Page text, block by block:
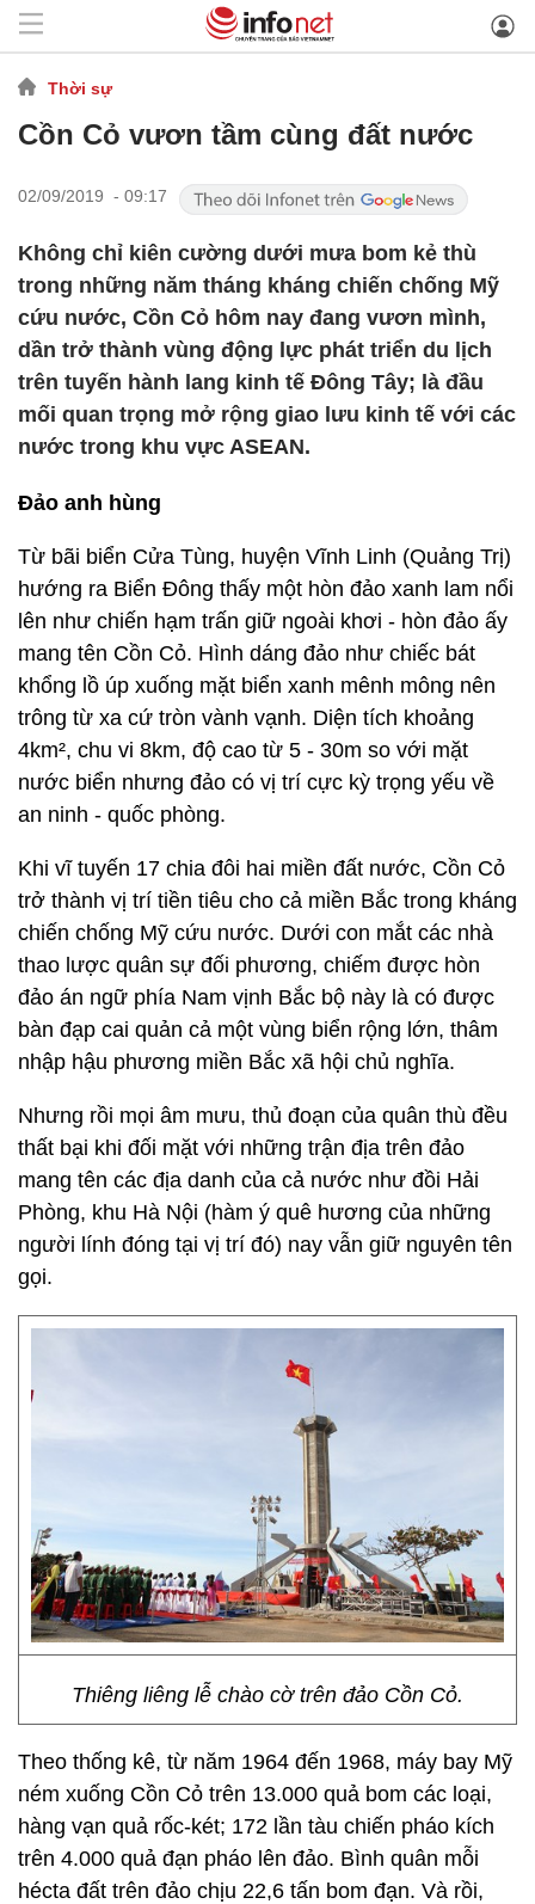
Thời sự
Cồn Cỏ vươn tầm cùng đất nước
02/09/2019 - 09:17
Không chỉ kiên cường dưới mưa bom kẻ thù
trong những năm tháng kháng chiến chống Mỹ
cứu nước, Cồn Cỏ hôm nay đang vươn mình,
dần trở thành vùng động lực phát triển du lịch
trên tuyến hành lang kinh tế Đông Tây; là đầu
mối quan trọng mở rộng giao lưu kinh tế với các
nước trong khu vực ASEAN.
Đảo anh hùng
Từ bãi biển Cửa Tùng, huyện Vĩnh Linh (Quảng Trị)
hướng ra Biển Đông thấy một hòn đảo xanh lam nổi
lên như chiến hạm trấn giữ ngoài khơi - hòn đảo ấy
mang tên Cồn Cỏ. Hình dáng đảo như chiếc bát
khổng lồ úp xuống mặt biển xanh mênh mông nên
trông từ xa cứ tròn vành vạnh. Diện tích khoảng
4km², chu vi 8km, độ cao từ 5 - 30m so với mặt
nước biển nhưng đảo có vị trí cực kỳ trọng yếu về
an ninh - quốc phòng.
Khi vĩ tuyến 17 chia đôi hai miền đất nước, Cồn Cỏ
trở thành vị trí tiền tiêu cho cả miền Bắc trong kháng
chiến chống Mỹ cứu nước. Dưới con mắt các nhà
thao lược quân sự đối phương, chiếm được hòn
đảo án ngữ phía Nam vịnh Bắc bộ này là có được
bàn đạp cai quản cả một vùng biển rộng lớn, thâm
nhập hậu phương miền Bắc xã hội chủ nghĩa.
Nhưng rồi mọi âm mưu, thủ đoạn của quân thù đều
thất bại khi đối mặt với những trận địa trên đảo
mang tên các địa danh của cả nước như đồi Hải
Phòng, khu Hà Nội (hàm ý quê hương của những
người lính đóng tại vị trí đó) nay vẫn giữ nguyên tên
gọi.
Thiêng liêng lễ chào cờ trên đảo Cồn Cỏ.
Theo thống kê, từ năm 1964 đến 1968, máy bay Mỹ
ném xuống Cồn Cỏ trên 13.000 quả bom các loại,
hàng vạn quả rốc-két; 172 lần tàu chiến pháo kích
trên 4.000 quả đạn pháo lên đảo. Bình quân mỗi
hécta đất trên đảo chịu 22,6 tấn bom đạn. Và rồi,